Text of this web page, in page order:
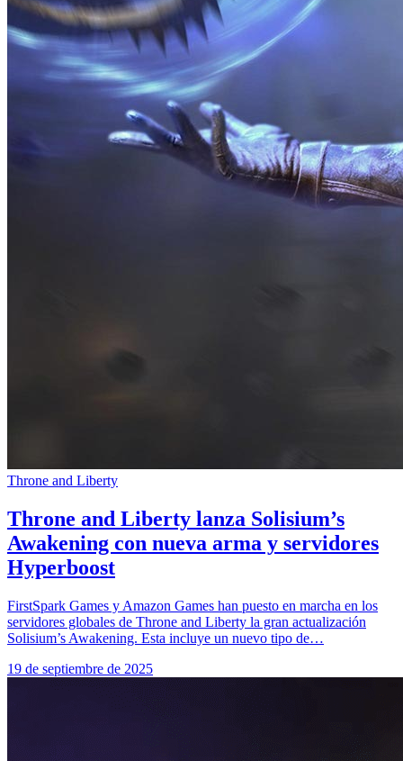
Throne and Liberty
Throne and Liberty lanza Solisium’s
Awakening con nueva arma y servidores
Hyperboost
FirstSpark Games y Amazon Games han puesto en marcha en los
servidores globales de Throne and Liberty la gran actualización
Solisium’s Awakening. Esta incluye un nuevo tipo de…
19 de septiembre de 2025